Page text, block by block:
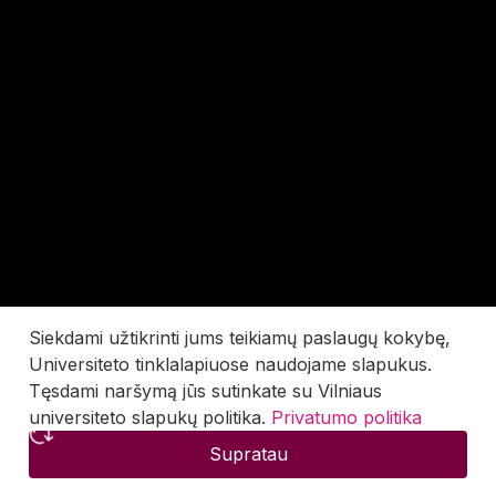
Siekdami užtikrinti jums teikiamų paslaugų kokybę,
Universiteto tinklalapiuose naudojame slapukus.
Tęsdami naršymą jūs sutinkate su Vilniaus
universiteto slapukų politika. Privatumo politika
Supratau